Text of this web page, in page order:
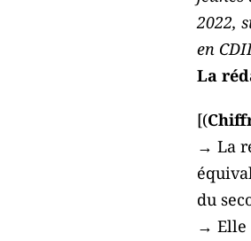
2022,
en
La
[(
→ La
du
→ Elle